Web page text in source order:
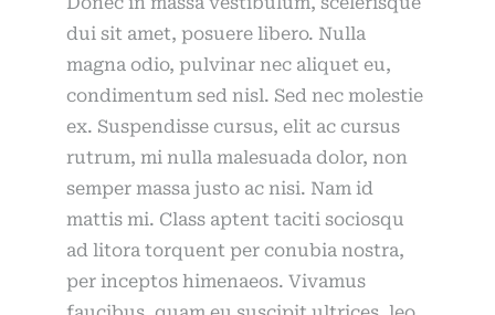
dui sit amet, posuere libero. Nulla
magna odio, pulvinar nec aliquet eu,
condimentum sed nisl. Sed nec molestie
ex. Suspendisse cursus, elit ac cursus
rutrum, mi nulla malesuada dolor, non
semper massa justo ac nisi. Nam id
mattis mi. Class aptent taciti sociosqu
ad litora torquent per conubia nostra,
per inceptos himenaeos. Vivamus